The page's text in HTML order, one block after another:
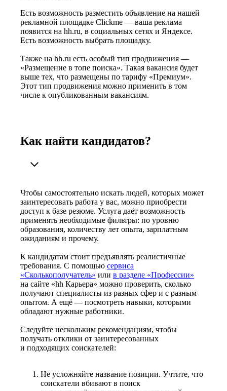
Есть возможность разместить объявление на нашей
рекламной площадке Clickme — ваша реклама
появится на hh.ru, в социальных сетях и Яндексе.
Есть возможность выбрать площадку.
Также на hh.ru есть особый тип продвижения —
«Размещение в топе поиска». Такая вакансия будет
выше тех, что размещены по тарифу «Премиум».
Этот тип продвижения можно применить в том
числе к опубликованным вакансиям.
Как найти кандидатов?
Чтобы самостоятельно искать людей, которых может
заинтересовать работа у вас, можно приобрести
доступ к базе резюме. Услуга даёт возможность
применять необходимые фильтры: по уровню
образования, количеству лет опыта, зарплатным
ожиданиям и прочему.
К кандидатам стоит предъявлять реалистичные
требования. С помощью сервиса
«Сколькополучатель» или в разделе «Профессии»
на сайте «hh Карьера» можно проверить, сколько
получают специалисты из разных сфер и с разным
опытом. А ещё — посмотреть навыки, которыми
обладают нужные работники.
Следуйте нескольким рекомендациям, чтобы
получать отклики от заинтересованных
и подходящих соискателей:
Не усложняйте название позиции. Учтите, что
соискатели вбивают в поиск